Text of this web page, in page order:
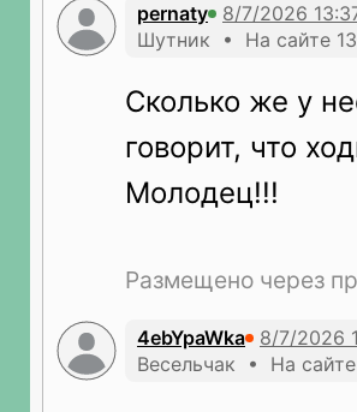
pernaty
Шутник • На сайте
Сколько же у
говорит, что
Молодец!!!
Размещено через
4ebYpaWka
Весельчак • На сайте